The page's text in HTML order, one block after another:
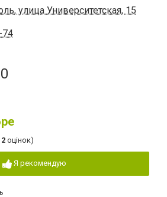
улица Университетская, 15
74
оцінок)
Я рекомендую